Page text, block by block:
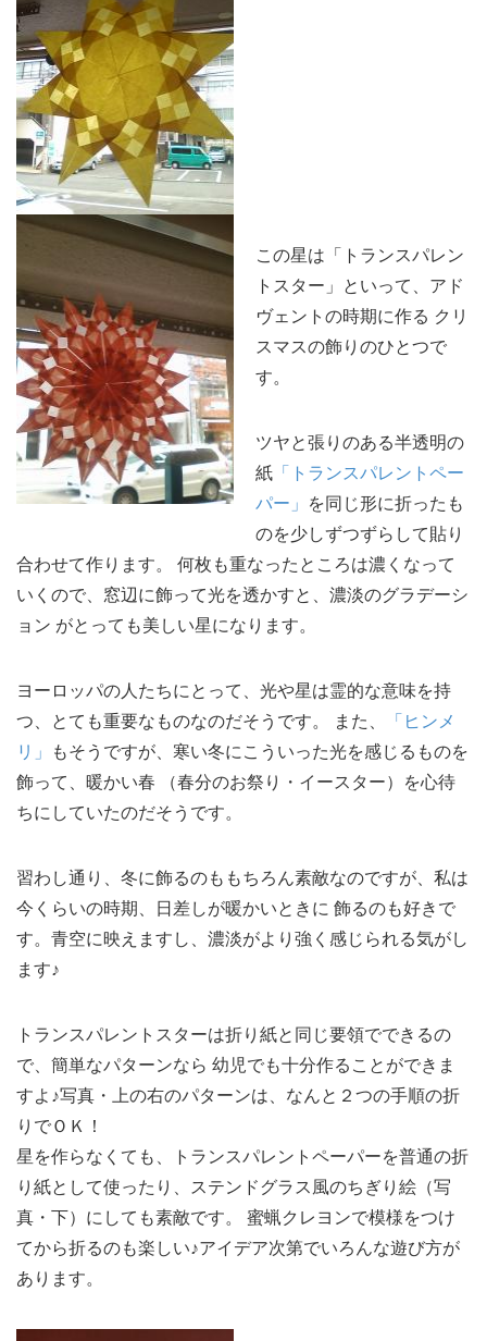
この星は「トランスパレン
トスター」といって、アド
ヴェントの時期に作る クリ
スマスの飾りのひとつで
す。
ツヤと張りのある半透明の
紙 「トランスパレントペー
パー」
を同じ形に折ったも
のを少しずつずらして貼り
合わせて作ります。 何枚も重なったところは濃くなって
いくので、窓辺に飾って光を透かすと、濃淡のグラデーシ
ョン がとっても美しい星になります。
ヨーロッパの人たちにとって、光や星は霊的な意味を持
つ、とても重要なものなのだそうです。 また、
「ヒンメ
リ」
もそうですが、寒い冬にこういった光を感じるものを
飾って、暖かい春 （春分のお祭り・イースター）を心待
ちにしていたのだそうです。
習わし通り、冬に飾るのももちろん素敵なのですが、私は
今くらいの時期、日差しが暖かいときに 飾るのも好きで
す。青空に映えますし、濃淡がより強く感じられる気がし
ます♪
トランスパレントスターは折り紙と同じ要領でできるの
で、簡単なパターンなら 幼児でも十分作ることができま
すよ♪写真・上の右のパターンは、なんと２つの手順の折
りでＯＫ！
星を作らなくても、トランスパレントペーパーを普通の折
り紙として使ったり、ステンドグラス風のちぎり絵（写
真・下）にしても素敵です。 蜜蝋クレヨンで模様をつけ
てから折るのも楽しい♪アイデア次第でいろんな遊び方が
あります。